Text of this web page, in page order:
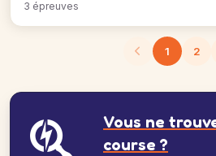
3 épreuves
1 2
Vous ne
course ?